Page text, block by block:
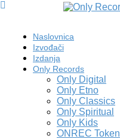
Naslovnica
Izvođači
Izdanja
Only Records
Only Digital
Only Etno
Only Classics
Only Spiritual
Only Kids
ONREC Token